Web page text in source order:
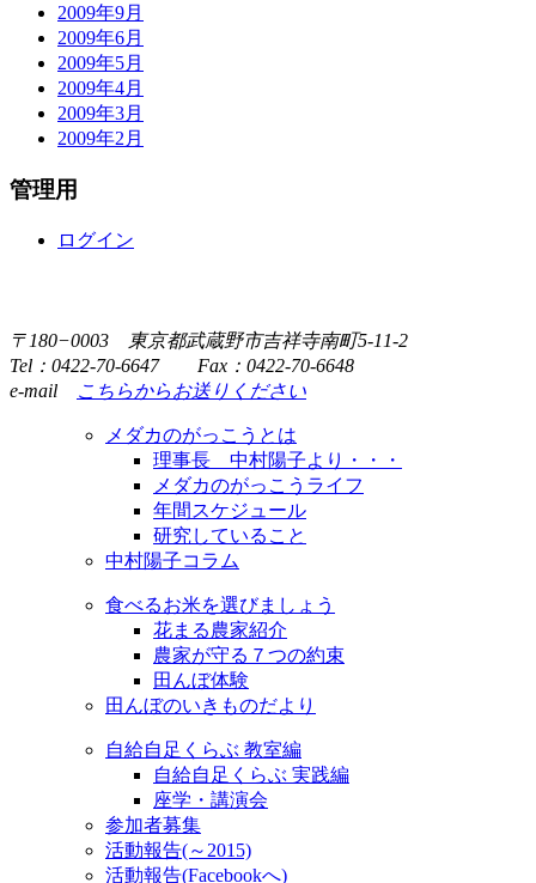
2009年9月
2009年6月
2009年5月
2009年4月
2009年3月
2009年2月
管理用
ログイン
〒180−0003 東京都武蔵野市吉祥寺南町5-11-2
Tel：0422-70-6647 Fax：0422-70-6648
e-mail
こちらからお送りください
メダカのがっこうとは
理事長 中村陽子より・・・
メダカのがっこうライフ
年間スケジュール
研究していること
中村陽子コラム
食べるお米を選びましょう
花まる農家紹介
農家が守る７つの約束
田んぼ体験
田んぼのいきものだより
自給自足くらぶ 教室編
自給自足くらぶ 実践編
座学・講演会
参加者募集
活動報告(～2015)
活動報告(Facebookへ)